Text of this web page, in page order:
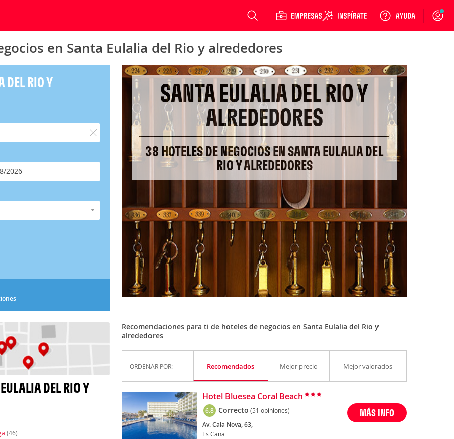
Login
en Santa Eulalia del Rio y alrededores
DEL RIO Y
DEL RIO Y
(46)
SANTA EULALIA DEL RIO Y
ALREDEDORES
38 HOTELES DE NEGOCIOS EN SANTA EULALIA DEL
RIO Y ALREDEDORES
Recomendaciones para ti de hoteles de negocios en Santa Eulalia del Rio y
alrededores
ORDENAR POR: Recomendados Mejor precio Mejor valorados
Hotel Bluesea Coral Beach
6.8 Correcto (51 opiniones)
Av. Cala Nova, 63,
Es Cana
MÁS INFO